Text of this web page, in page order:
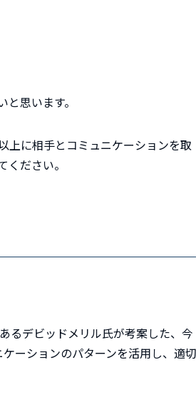
思います。
上に相手とコミュニケーションを取
ださい。
るデビッドメリル氏が考案した、今
ーションのパターンを活用し、適切